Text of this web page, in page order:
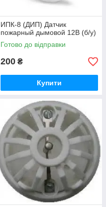
ИПК-8 (ДИП) Датчик
пожарный дымовой 12В (б/у)
Готово до відправки
200 ₴
Купити